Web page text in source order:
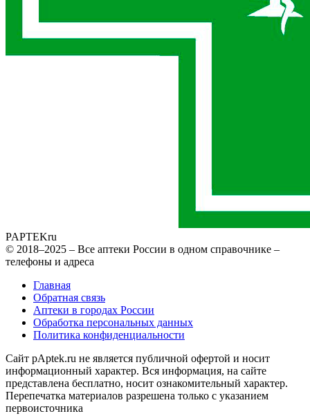
PAPTEKru
© 2018–2025 – Все аптеки России в одном справочнике –
телефоны и адреса
Главная
Обратная связь
Аптеки в городах России
Обработка персональных данных
Политика конфиденциальности
Сайт pAptek.ru не является публичной офертой и носит
информационный характер. Вся информация, на сайте
представлена бесплатно, носит ознакомительный характер.
Перепечатка материалов разрешена только с указанием
первоисточника